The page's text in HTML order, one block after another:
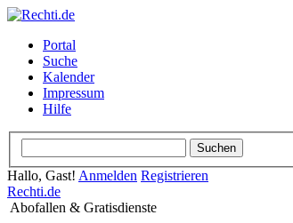
Portal
Suche
Kalender
Impressum
Hilfe
Hallo, Gast! Anmelden Registrieren
Rechti.de
Abofallen & Gratisdienste